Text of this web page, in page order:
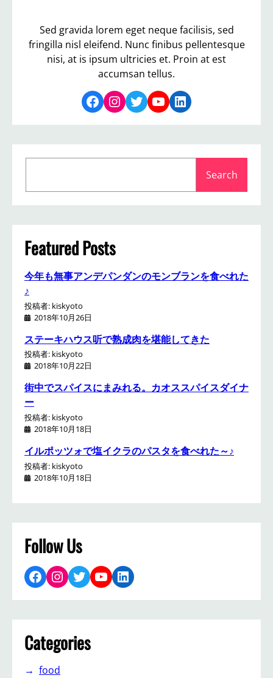
Sed gravida lorem eget neque facilisis, sed
fringilla nisl eleifend. Nunc finibus pellentesque
nisi, at is ipsum ultricies et. Proin at est
accumsan tellus.
Facebook Instagram Twitter YouTube LinkedIn
a
r
c
h
Search
Featured Posts
今年も無事アンデパンダンのモンブランを食べれた
♪
投稿者: kiskyoto
2018年10月26日
ステーキハウス听で熟成肉を堪能してきた
投稿者: kiskyoto
2018年10月22日
街中でスパイスにまみれる。カオススパイスダイナ
ー
投稿者: kiskyoto
2018年10月18日
イルポッツォで塩イクラのパスタを食べれた～♪
投稿者: kiskyoto
2018年10月18日
Follow Us
Facebook Instagram Twitter YouTube LinkedIn
Categories
food